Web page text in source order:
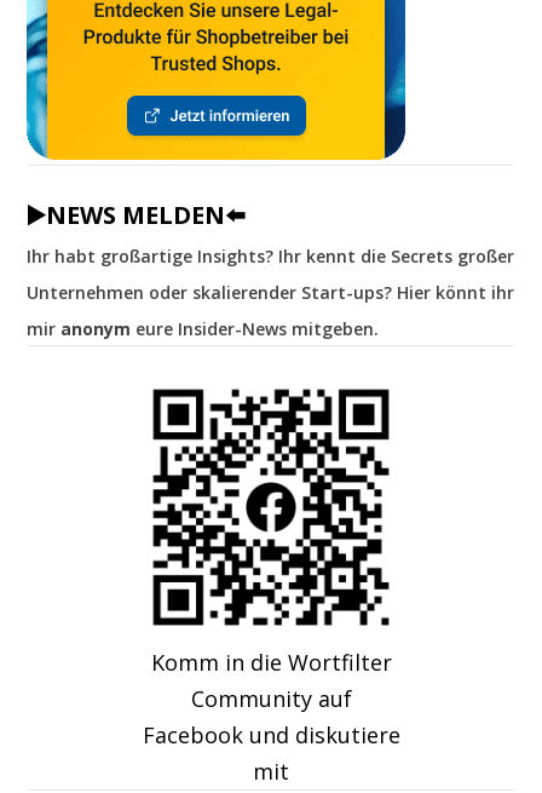
▶️NEWS MELDEN⬅️
Ihr habt großartige Insights? Ihr kennt die Secrets großer
Unternehmen oder skalierender Start-ups? Hier könnt ihr
mir anonym eure Insider-News mitgeben.
Komm in die Wortfilter
Community auf
Facebook und diskutiere
mit